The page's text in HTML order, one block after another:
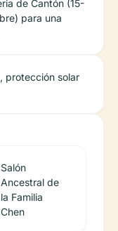
de Cantón (15-
para una
protección solar
Salón
Ancestral de
la Familia
Chen